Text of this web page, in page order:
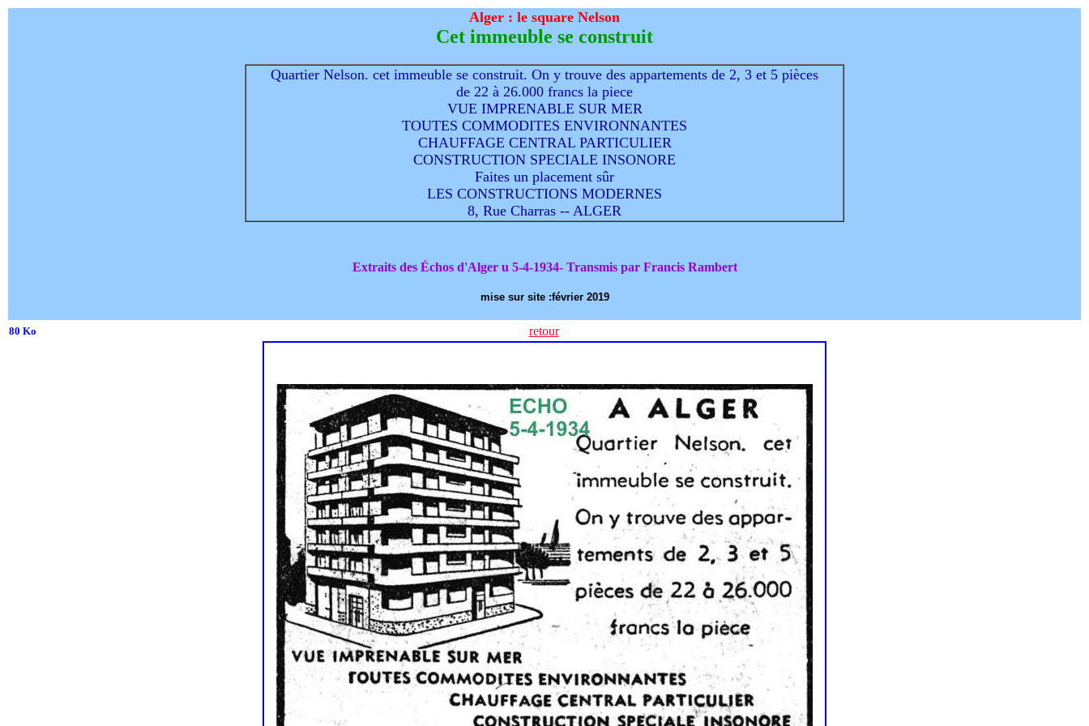
Alger : le square Nelson
Cet immeuble se construit
Quartier Nelson. cet immeuble se construit. On y trouve des appartements de 2, 3 et 5 pièces
de 22 à 26.000 francs la piece
VUE IMPRENABLE SUR MER
TOUTES COMMODITES ENVIRONNANTES
CHAUFFAGE CENTRAL PARTICULIER
CONSTRUCTION SPECIALE INSONORE
Faites un placement sûr
LES CONSTRUCTIONS MODERNES
8, Rue Charras -- ALGER
Extraits des Échos d'Alger u 5-4-1934- Transmis par Francis Rambert
mise sur site :février 2019
80 Ko retour